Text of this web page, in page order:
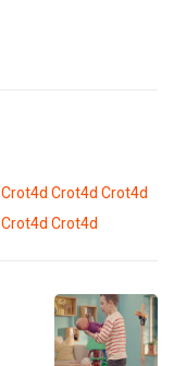
Crot4d Crot4d Crot4d
Crot4d Crot4d